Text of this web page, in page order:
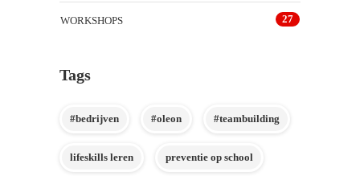
WORKSHOPS 27
Tags
#bedrijven #oleon #teambuilding
lifeskills leren preventie op school